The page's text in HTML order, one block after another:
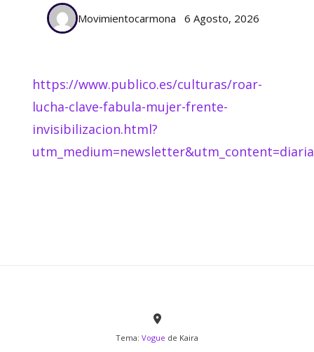
Movimientocarmona 6 Agosto, 2026
https://www.publico.es/culturas/roar-
lucha-clave-fabula-mujer-frente-
invisibilizacion.html?
Tema: Vogue de Kaira